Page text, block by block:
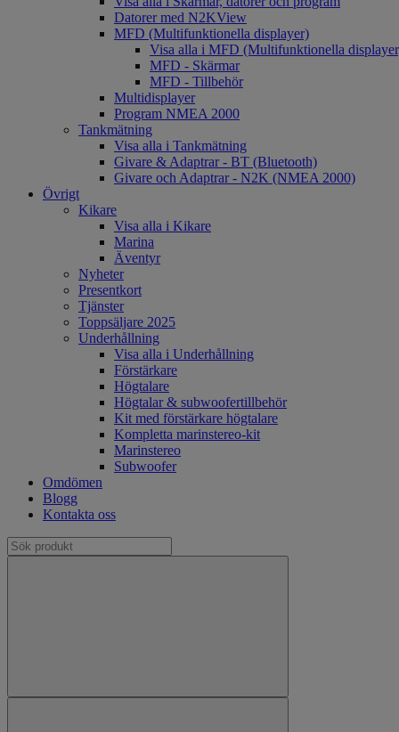
Datorer med N2KView
MFD (Multifunktionella displayer)
Visa alla i MFD (Multifunktionella
MFD - Skärmar
MFD - Tillbehör
Multidisplayer
Program NMEA 2000
Tankmätning
Visa alla i Tankmätning
Givare & Adaptrar - BT (Bluetooth)
Givare och Adaptrar - N2K (NMEA 2000)
Övrigt
Kikare
Visa alla i Kikare
Marina
Äventyr
Nyheter
Presentkort
Tjänster
Toppsäljare 2025
Underhållning
Visa alla i Underhållning
Förstärkare
Högtalare
Högtalar & subwoofertillbehör
Kit med förstärkare högtalare
Kompletta marinstereo-kit
Marinstereo
Subwoofer
Omdömen
Blogg
Kontakta oss